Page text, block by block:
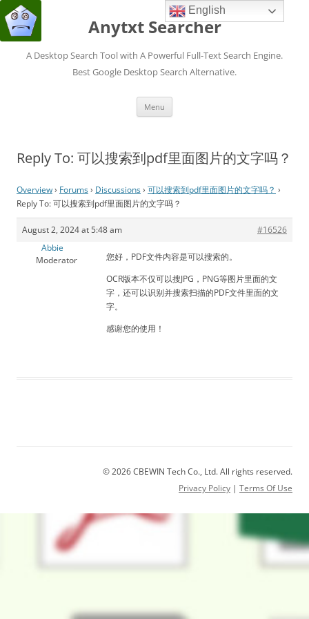
Anytxt Searcher
A Desktop Search Tool with A Powerful Full-Text Search Engine.
Best Google Desktop Search Alternative.
Menu
Reply To: 可以搜索到pdf里面图片的文字吗？
Overview› Forums› Discussions› 可以搜索到pdf里面图片的文字吗？ ›
Reply To: 可以搜索到pdf里面图片的文字吗？
August 2, 2024 at 5:48 am
#16526
Abbie
Moderator
您好，PDF文件内容是可以搜索的。
OCR版本不仅可以搜JPG，PNG等图片里面的文
字，还可以识别并搜索扫描的PDF文件里面的文
字。
感谢您的使用！
© 2026 CBEWIN Tech Co., Ltd. All rights reserved.
Privacy Policy | Terms Of Use
English